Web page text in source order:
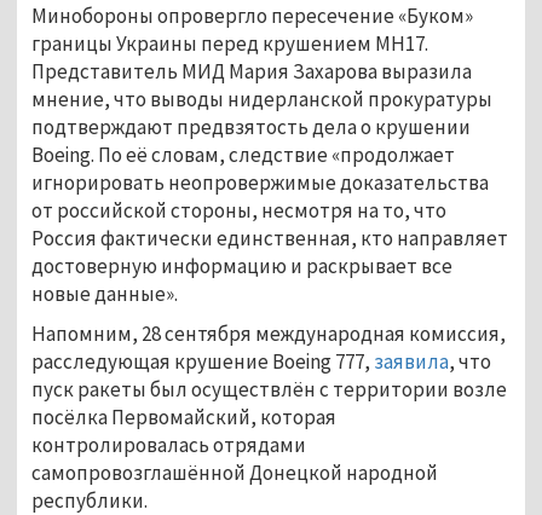
Минобороны опровергло пересечение «Буком»
границы Украины перед крушением МН17.
Представитель МИД Мария Захарова выразила
мнение, что выводы нидерланской прокуратуры
подтверждают предвзятость дела о крушении
Boeing. По её словам, следствие «продолжает
игнорировать неопровержимые доказательства
от российской стороны, несмотря на то, что
Россия фактически единственная, кто направляет
достоверную информацию и раскрывает все
новые данные».
Напомним, 28 сентября международная комиссия,
расследующая крушение Boeing 777, заявила, что
пуск ракеты был осуществлён с территории возле
посёлка Первомайский, которая
контролировалась отрядами
самопровозглашённой Донецкой народной
республики.